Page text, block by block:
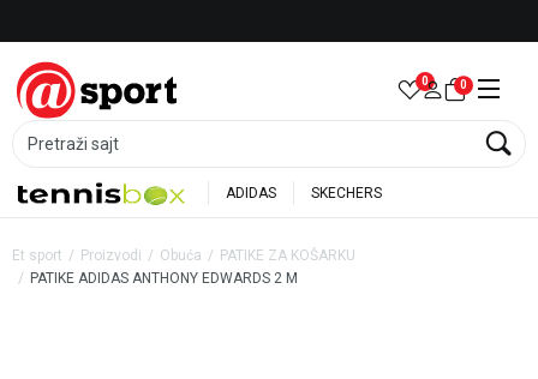
Pretraži sajt
0 0
ADIDAS SKECHERS
Et sport Proizvodi Obuća
PATIKE ZA KOŠARKU
PATIKE ADIDAS ANTHONY EDWARDS 2 M